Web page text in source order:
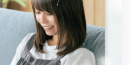
慢しすぎると心身のバランスを
ため、無理せず自分の気持ちを
です。困った時は、信頼できる